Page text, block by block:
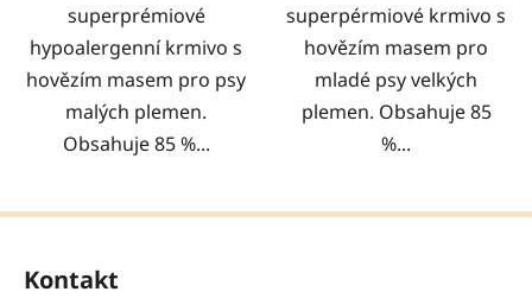
superprémiové
hypoalergenní krmivo s
hovězím masem pro psy
malých plemen.
Obsahuje 85 %...
superpérmiové krmivo s
hovězím masem pro
mladé psy velkých
plemen. Obsahuje 85
%...
Kontakt